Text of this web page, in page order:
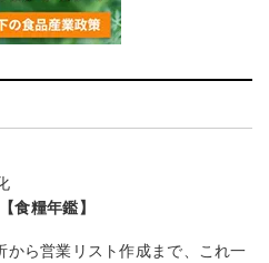
食糧年鑑】
から営業リスト作成まで、これ一